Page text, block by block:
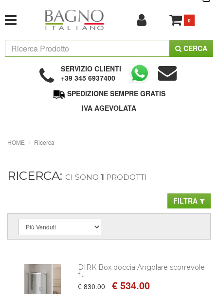
0
CERCA
SERVIZIO CLIENTI
+39 345 6937400
SPEDIZIONE SEMPRE GRATIS
IVA AGEVOLATA
HOME Ricerca
RICERCA: CI SONO 1 PRODOTTI
FILTRA
DIRK Box doccia Angolare scorrevole
f...
€ 830.00 € 534.00